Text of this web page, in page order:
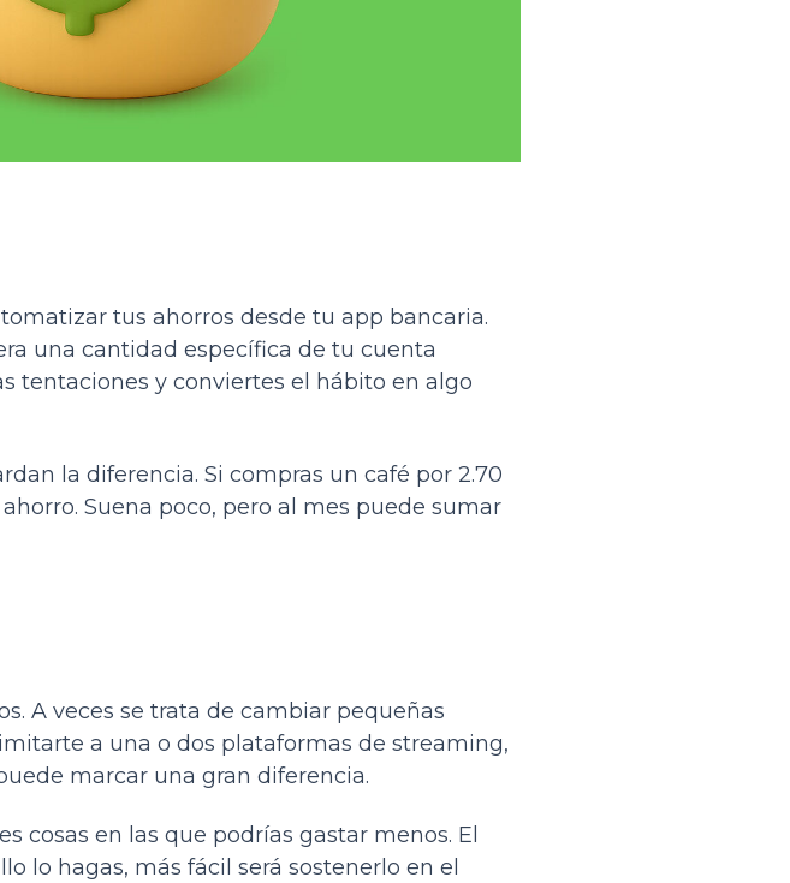
tus ahorros desde tu app bancaria.
una cantidad específica de tu cuenta
tentaciones y conviertes el hábito en algo
la diferencia. Si compras un café por 2.70
Suena poco, pero al mes puede sumar
A veces se trata de cambiar pequeñas
a una o dos plataformas de streaming,
marcar una gran diferencia.
cosas en las que podrías gastar menos. El
lo hagas, más fácil será sostenerlo en el